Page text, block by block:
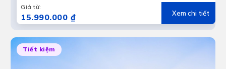
Giá từ:
15.990.000 ₫ Xem chi tiết
Tiết kiệm